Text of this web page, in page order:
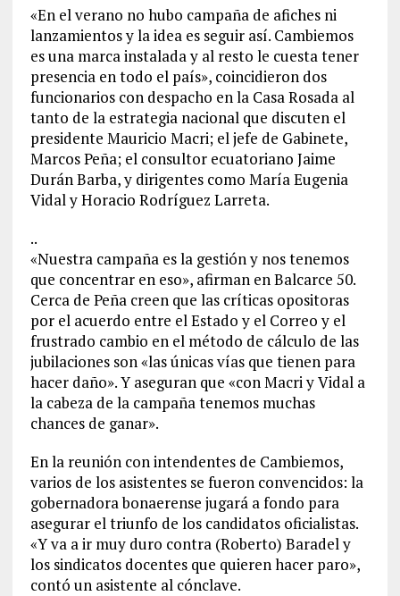
«En el verano no hubo campaña de afiches ni
lanzamientos y la idea es seguir así. Cambiemos
es una marca instalada y al resto le cuesta tener
presencia en todo el país», coincidieron dos
funcionarios con despacho en la Casa Rosada al
tanto de la estrategia nacional que discuten el
presidente Mauricio Macri; el jefe de Gabinete,
Marcos Peña; el consultor ecuatoriano Jaime
Durán Barba, y dirigentes como María Eugenia
Vidal y Horacio Rodríguez Larreta.
..
«Nuestra campaña es la gestión y nos tenemos
que concentrar en eso», afirman en Balcarce 50.
Cerca de Peña creen que las críticas opositoras
por el acuerdo entre el Estado y el Correo y el
frustrado cambio en el método de cálculo de las
jubilaciones son «las únicas vías que tienen para
hacer daño». Y aseguran que «con Macri y Vidal a
la cabeza de la campaña tenemos muchas
chances de ganar».
En la reunión con intendentes de Cambiemos,
varios de los asistentes se fueron convencidos: la
gobernadora bonaerense jugará a fondo para
asegurar el triunfo de los candidatos oficialistas.
«Y va a ir muy duro contra (Roberto) Baradel y
los sindicatos docentes que quieren hacer paro»,
contó un asistente al cónclave.